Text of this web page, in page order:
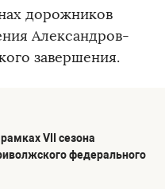
дорожников
Александров-
завершения.
VII сезона
федерального